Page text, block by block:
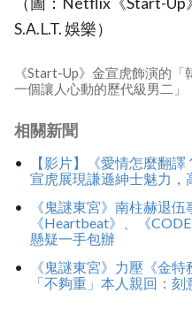
S.A.L.T. 娛樂）
《Start-Up》金宣虎飾演的
一個讓人心動的歷代級男二」
相關新聞
【影片】《愛情怎麼翻
宣虎展現謙遜紳士魅力，
《鬼謎東宮》南柱赫退
《Heartbeat》、《
懸疑一手包辦
《鬼謎東宮》力壓《金
「不夠重」本人親回：刻